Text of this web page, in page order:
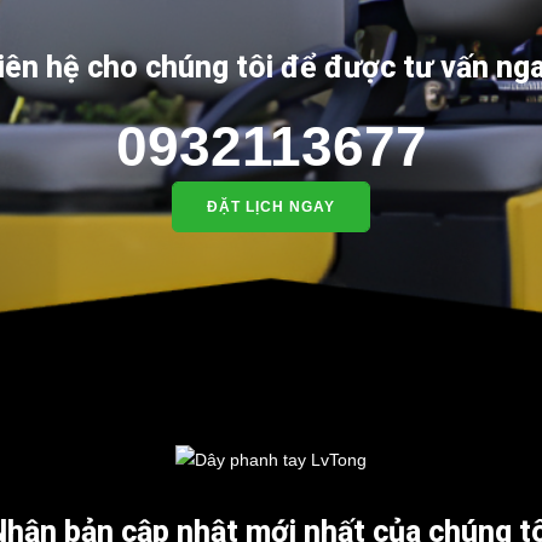
hệ cho chúng tôi để được tư vấn
0932113677
ĐẶT LỊCH NGAY
bản cập nhật mới nhất của chúng